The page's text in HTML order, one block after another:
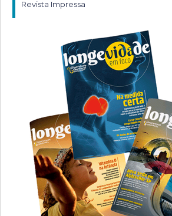
Revista Impressa